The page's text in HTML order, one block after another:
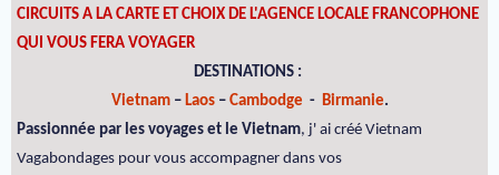
CIRCUITS A LA CARTE ET CHOIX DE L'AGENCE LOCALE FRANCOPHONE
QUI VOUS FERA VOYAGER
DESTINATIONS :
Vietnam– Laos – Cambodge - Birmanie.
Passionnée par les voyages et le Vietnam, j' ai créé Vietnam
Vagabondages pour vous accompagner dans vos